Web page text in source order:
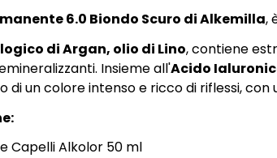
6.0 Biondo Scuro diAlkemilla,
di Argan, olio di Lino, contiene
Insieme all'Acido
di un colore intenso e ricco di riflessi, con
Capelli Alkolor 50 ml